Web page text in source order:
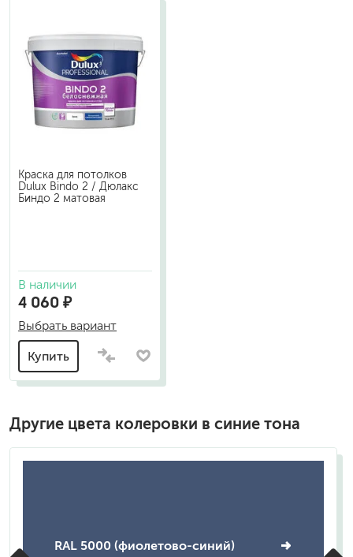
Краска для потолков
Dulux Bindo 2 / Дюлакс
Биндо 2 матовая
В наличии
4 060 ₽
Выбрать вариант
Купить
Другие цвета колеровки в синие тона
RAL 5000 (фиолетово-синий)